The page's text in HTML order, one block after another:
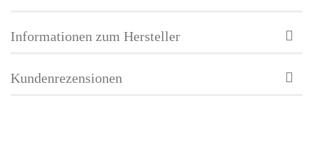
Informationen zum Hersteller
Kundenrezensionen